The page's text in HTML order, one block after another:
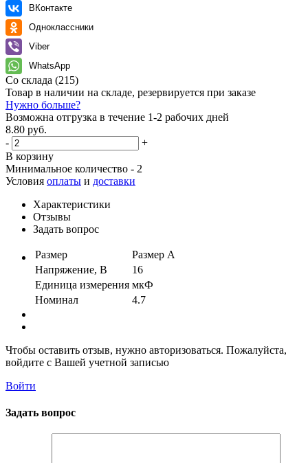
ВКонтакте
Одноклассники
Viber
WhatsApp
Со склада (215)
Товар в наличии на складе, резервируется при заказе
Нужно больше?
Возможна отгрузка в течение 1-2 рабочих дней
8.80 руб.
-
+
В корзину
Минимальное количество - 2
Условия оплаты и доставки
Характеристики
Отзывы
Задать вопрос
Размер
Размер А
Напряжение, В
16
Единица измерения мкФ
Номинал
4.7
Чтобы оставить отзыв, нужно авторизоваться. Пожалуйста,
войдите с Вашей учетной записью
Войти
Задать вопрос